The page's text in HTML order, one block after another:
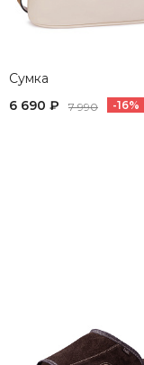
Сумка
6 690 ₽
7 990 -16%